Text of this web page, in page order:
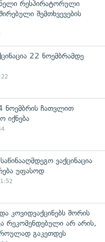
რესპირატორული
შემთხვევების
22 ნოემბრამდე
ნოემბრის ჩათვლით
იქნება
ვაქცინაცია
უფასოდ
კოვიდვაქცინებს შორის
რეკომენდებული არ არის,
გაკეთდეს